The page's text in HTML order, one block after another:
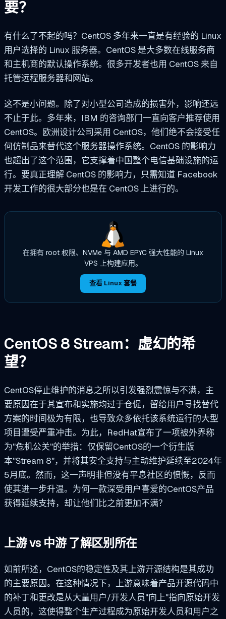
要？
有什么了不起的吗？CentOS 多年来一直是有经验的 Linux
用户选择的 Linux 服务器。CentOS 是大多数在线服务商
和主机商的默认操作系统。很多开发者也用 CentOS 来自
托管远程服务器和网站。
这不是小问题。除了对小型公司造成的损害外，影响还远
不止于此。多年来，IBM 的咨询部门一直向客户推荐使用
CentOS。欧洲设计公司采用 CentOS，他们绝不会接受任
何仿制品来替代这个服务器操作系统。CentOS 的影响力
也超出了这个范围，它支撑着中国整个电信基础设施的运
行。要真正理解 CentOS 的影响力，只需知道 Facebook
开发工作的很大部分也是在 CentOS 上进行的。
在拥有 root 权限、NVMe 与 AMD EPYC 强大性能的 Linux
VPS 上构建应用。
查看 Linux 套餐
CentOS 8 Stream：虚幻的希
望？
CentOS停止维护的消息之所以引发强烈震惊与不满，主
要原因在于其宣布和实施均过于仓促，留给用户寻找替代
方案的时间极为有限，也导致众多依托该系统运行的大型
项目遭受严重冲击。为此，RedHat宣布了一项被外界称
为"危机公关"的举措：仅保留CentOS的一个衍生版
本"Stream 8"，并将其安全支持与主动维护延续至2024年
5月底。然而，这一声明非但没有平息社区的愤慨，反而
使其进一步升温。为何一款深受用户喜爱的CentOS产品
获得延续支持，却让他们比之前更加不满？
上游 vs 中游 了解区别所在
如前所述，CentOS的稳定性及其上游开源结构是其成功
的主要原因。在这种情况下，上游意味着产品开源代码中
的补丁和更改是从大量用户/开发人员"向上"指向原始开发
人员的，这使得整个生产过程成为原始开发人员和用户之